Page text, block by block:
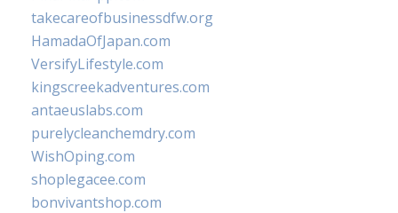
takecareofbusinessdfw.org
HamadaOfJapan.com
VersifyLifestyle.com
kingscreekadventures.com
antaeuslabs.com
purelycleanchemdry.com
WishOping.com
shoplegacee.com
bonvivantshop.com